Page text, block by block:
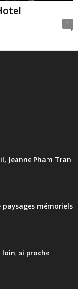
1
Jeanne Pham Tran
paysages mémoriels
loin, si proche